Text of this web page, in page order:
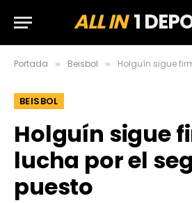
ALL IN1
Portada » Beisbol » Holguín sigue firme
BEISBOL
Holguín sigue
lucha por el
puesto